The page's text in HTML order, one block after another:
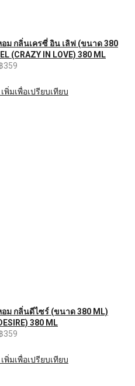
อม กลิ่นเครซี่ อิน เลิฟ (ขนาด 380
(CRAZY IN LOVE) 380 ML
359
เพิ่มเพื่อเปรียบเทียบ
อม กลิ่นดีไซร์ (ขนาด 380 ML)
380 ML
359
เพิ่มเพื่อเปรียบเทียบ